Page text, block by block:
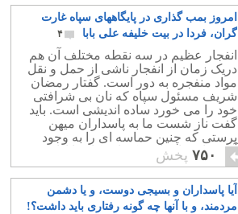
امروز بمب گذاری در پایگاههای سپاه غارت
گران، فردا در بیت خلیفه علی بابا
۴
انفجار عظیم در سه نقطه مختلف آن هم
دریک زمان از انفجار ناشی از حمل و نقل
مواد منفجره به دور است. گفتار رمضان
شریف مسئول سپاه که نان بی شرافتی
خود را می خورد ساده اندیشی است. باید
گفت ناز شست ما به پاسداران میهن
پرستی که چنین حماسه ای را به وجود
آورده اند نیاز داریم که این کار را ادامه
دهند.
۷۵۰ پخش
آیا پاسداران و بسیجی دوست، و یا دشمن
مردمند، و با آنها چه گونه رفتاری باید داشت؟!